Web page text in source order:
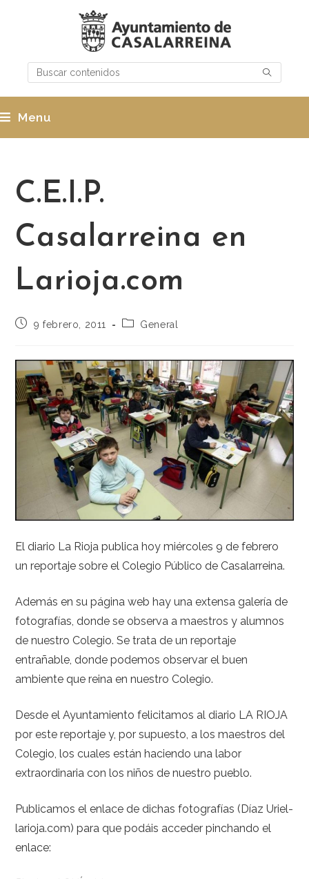
Menu
C.E.I.P.
Casalarreina en
Larioja.com
9 febrero, 2011 General
El diario La Rioja publica hoy miércoles 9 de febrero
un reportaje sobre el Colegio Público de Casalarreina.
Además en su página web hay una extensa galería de
fotografías, donde se observa a maestros y alumnos
de nuestro Colegio. Se trata de un reportaje
entrañable, donde podemos observar el buen
ambiente que reina en nuestro Colegio.
Desde el Ayuntamiento felicitamos al diario LA RIOJA
por este reportaje y, por supuesto, a los maestros del
Colegio, los cuales están haciendo una labor
extraordinaria con los niños de nuestro pueblo.
Publicamos el enlace de dichas fotografías (Díaz Uriel-
larioja.com) para que podáis acceder pinchando el
enlace: